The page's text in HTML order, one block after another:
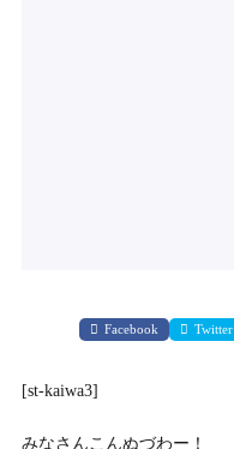
Facebook Twitter
[st-kaiwa3]
みなさんこんぬづわー！